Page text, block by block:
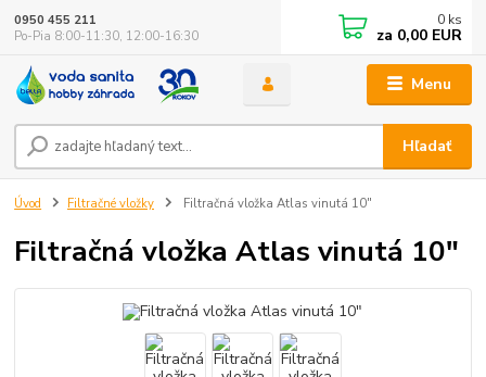
Menu
Hľadať
0950 455 211
Po-Pia 8:00-11:30, 12:00-16:30
0 ks
za 0,00 EUR
Úvod Filtračné vložky Filtračná vložka Atlas vinutá 10"
Filtračná vložka Atlas vinutá 10"